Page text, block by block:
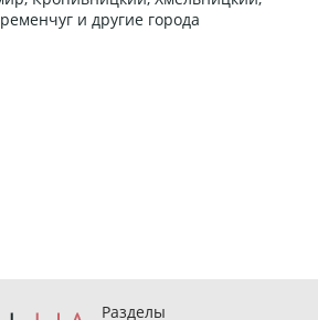
и другие города
Разделы